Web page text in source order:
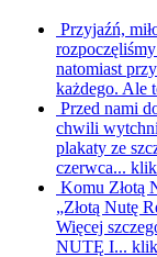
Przyjaźń,
natomiast
każdego. Ale
Przed nami
chwili
plakaty ze
czerwca...
Komu Złotą
„Złotą Nutę
Więcej
NUTĘ I...